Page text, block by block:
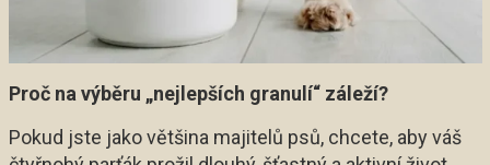
Proč na výběru „nejlepších granulí“ záleží?
Pokud jste jako většina majitelů psů, chcete, aby váš